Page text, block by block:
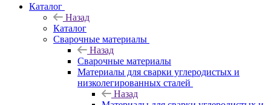
Каталог
Назад
Каталог
Сварочные материалы
Назад
Сварочные материалы
Материалы для сварки углеродистых и
низколегированных сталей
Назад